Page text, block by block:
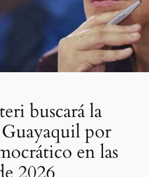
buscará la
por
en las